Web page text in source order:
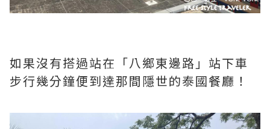
如果沒有搭過站在「八鄉東邊路」站下車
步行幾分鐘便到達那間隱世的泰國餐廳！